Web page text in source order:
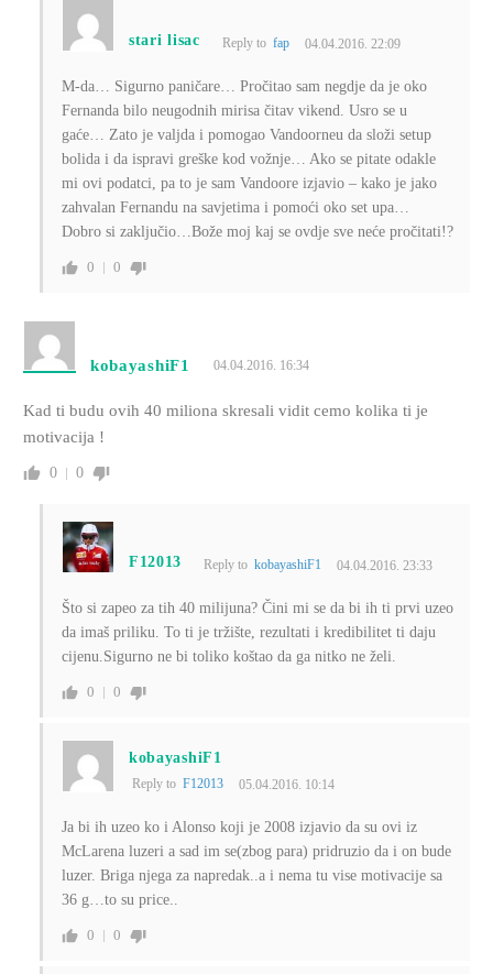
stari lisac Reply to fap 04.04.2016. 22:09
M-da… Sigurno paničare… Pročitao sam negdje da je oko
Fernanda bilo neugodnih mirisa čitav vikend. Usro se u
gaće… Zato je valjda i pomogao Vandoorneu da složi setup
bolida i da ispravi greške kod vožnje… Ako se pitate odakle
mi ovi podatci, pa to je sam Vandoore izjavio – kako je jako
zahvalan Fernandu na savjetima i pomoći oko set upa…
Dobro si zaključio…Bože moj kaj se ovdje sve neće pročitati!?
0 0
kobayashiF1 04.04.2016. 16:34
Kad ti budu ovih 40 miliona skresali vidit cemo kolika ti je
motivacija !
0 0
F12013 Reply tokobayashiF1 04.04.2016. 23:33
Što si zapeo za tih 40 milijuna? Čini mi se da bi ih ti prvi uzeo
da imaš priliku. To ti je tržište, rezultati i kredibilitet ti daju
cijenu.Sigurno ne bi toliko koštao da ga nitko ne želi.
0 0
kobayashiF1
Reply to F12013 05.04.2016. 10:14
Ja bi ih uzeo ko i Alonso koji je 2008 izjavio da su ovi iz
McLarena luzeri a sad im se(zbog para) pridruzio da i on bude
luzer. Briga njega za napredak..a i nema tu vise motivacije sa
36 g…to su price..
0 0